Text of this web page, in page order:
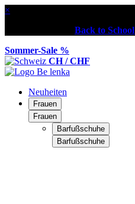
×
Back to
Sommer-Sale %
CH / CHF
Neuheiten
Frauen
Frauen
Barfußschuhe
Barfußschuhe